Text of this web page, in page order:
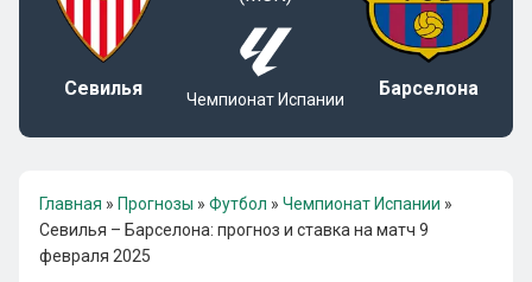
Севилья Чемпионат Испании Барселона
Главная » Прогнозы » Футбол » Чемпионат Испании »
Севилья – Барселона: прогноз и ставка на матч 9
февраля 2025